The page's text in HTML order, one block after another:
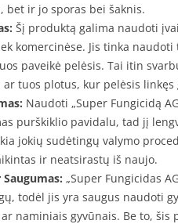
bet ir jo sporas bei šaknis.
Šį produktą galima naudoti
komercinėse. Jis tinka
paveikė pelėsis. Tai itin
ar tuos plotus, kur pelėsis
Naudoti „Super Fungicidą
purškiklio pavidalu, tad jį
jokių sudėtingų valymo
ir neatsirastų iš naujo.
„Super Fungicidas
todėl jis yra saugus naudoti
naminiais gyvūnais. Be to,